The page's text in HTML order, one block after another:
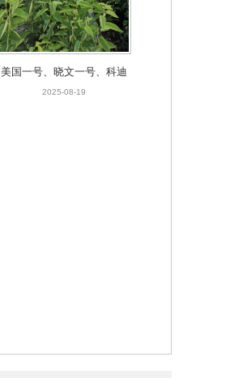
美国一号、晓文一号、科迪
亚、雷洁娜、塔玛拉等品种
2025-08-19